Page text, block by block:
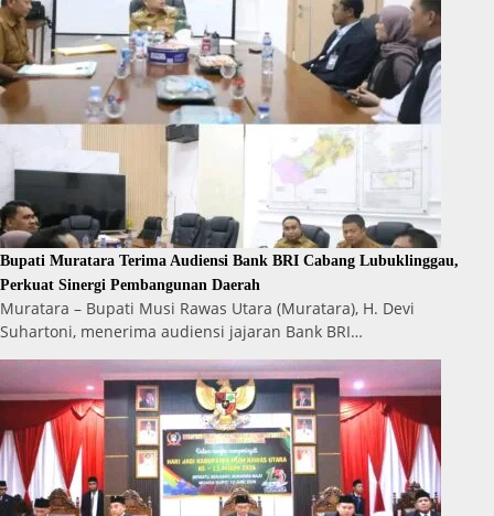
Bupati Muratara Terima Audiensi Bank BRI Cabang Lubuklinggau,
Perkuat Sinergi Pembangunan Daerah
Muratara – Bupati Musi Rawas Utara (Muratara), H. Devi
Suhartoni, menerima audiensi jajaran Bank BRI…